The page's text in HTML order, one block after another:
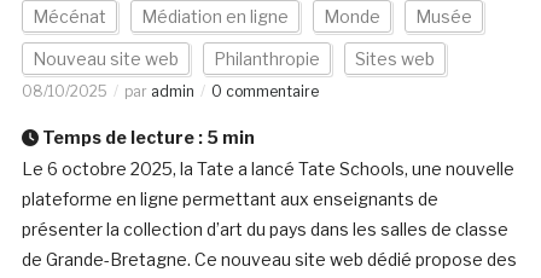
Mécénat Médiation en ligne Monde Musée
Nouveau site web Philanthropie Sites web
08/10/2025 par admin 0 commentaire
Temps de lecture : 5 min
Le 6 octobre 2025, la Tate a lancé Tate Schools, une nouvelle
plateforme en ligne permettant aux enseignants de
présenter la collection d’art du pays dans les salles de classe
de Grande-Bretagne. Ce nouveau site web dédié propose des